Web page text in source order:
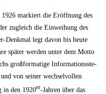
mar­kiert die Eröff­nung des
zugleich die Ein­wei­hung des
Denk­mal legt davon bis heu­te
spä­ter wer­den unter dem Mot­to
groß­for­ma­ti­ge Infor­ma­ti­ons­ste­
von sei­ner wech­sel­vol­len
in den 1920er-Jah­ren über das